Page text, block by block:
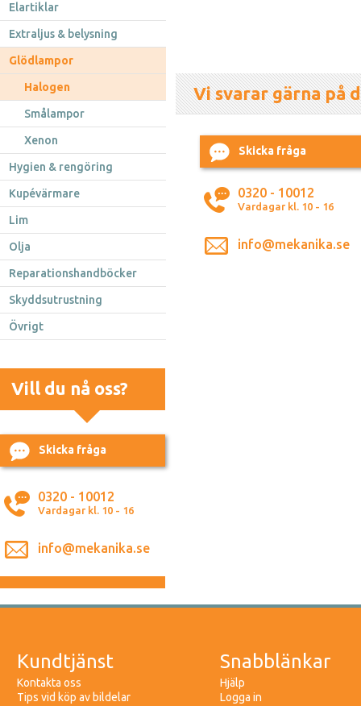
Elartiklar
Extraljus & belysning
Glödlampor
Halogen
Smålampor
Xenon
Hygien & rengöring
Kupévärmare
Lim
Olja
Reparationshandböcker
Skyddsutrustning
Övrigt
Vill du nå oss?
Skicka fråga
0320 - 10012
Vardagar kl. 10 - 16
info@mekanika.se
Vi svarar gärna på
Skicka fråga
0320 - 10012
Vardagar kl. 10 - 16
info@mekanika.se
Kundtjänst
Kontakta oss
Tips vid köp av bildelar
Snabblänkar
Hjälp
Logga in